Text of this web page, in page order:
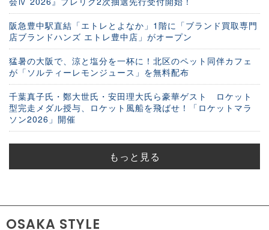
阪急豊中駅直結「エトレとよなか」1階に「ブランド買取専門
店ブランドハンズ エトレ豊中店」がオープン
猛暑の大阪で、涼と塩分を一杯に！北区のペット同伴カフェ
が「ソルティーレモンジュース」を無料配布
千葉真子氏・鄭大世氏・安田理大氏ら豪華ゲスト ロケット
型完走メダル授与、ロケット風船を飛ばせ！「ロケットマラ
ソン2026」開催
もっと見る
OSAKA STYLE